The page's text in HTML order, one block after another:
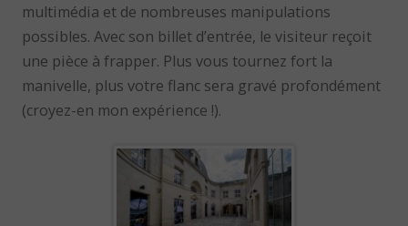
multimédia et de nombreuses manipulations
possibles. Avec son billet d’entrée, le visiteur reçoit
une pièce à frapper. Plus vous tournez fort la
manivelle, plus votre flanc sera gravé profondément
(croyez-en mon expérience !).